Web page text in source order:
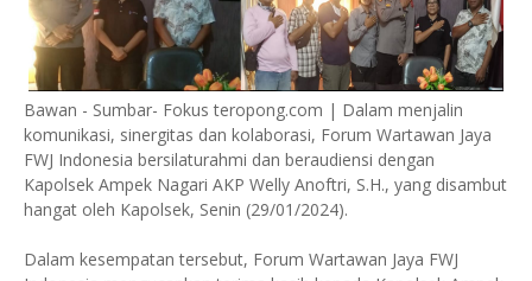
Bawan - Sumbar- Fokus teropong.com | Dalam menjalin
komunikasi, sinergitas dan kolaborasi, Forum Wartawan Jaya
FWJ Indonesia bersilaturahmi dan beraudiensi dengan
Kapolsek Ampek Nagari AKP Welly Anoftri, S.H., yang disambut
hangat oleh Kapolsek, Senin (29/01/2024).
Dalam kesempatan tersebut, Forum Wartawan Jaya FWJ